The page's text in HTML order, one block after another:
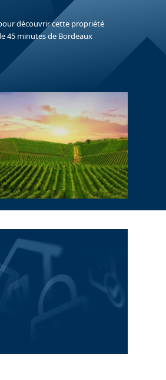
découvrir cette propriété
45 minutes de Bordeaux